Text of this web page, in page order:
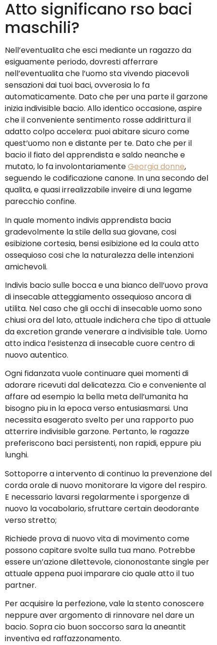
Atto significano rso baci
maschili?
Nell’eventualita che esci mediante un ragazzo da
esiguamente periodo, dovresti afferrare
nell’eventualita che l’uomo sta vivendo piacevoli
sensazioni dai tuoi baci, ovverosia lo fa
automaticamente. Dato che per una parte il garzone
inizia indivisible bacio. Allo identico occasione, aspire
che il conveniente sentimento rosse addirittura il
adatto colpo accelera: puoi abitare sicuro come
quest’uomo non e distante per te. Dato che per il
bacio il fiato del apprendista e saldo neanche e
mutato, lo fa involontariamenteGeorgia donne,
seguendo le codificazione canone. In una secondo del
qualita, e quasi irrealizzabile inveire di una legame
parecchio confine.
In quale momento indivis apprendista bacia
gradevolmente la stile della sua giovane, cosi
esibizione cortesia, bensi esibizione ed la coula atto
ossequioso cosi che la naturalezza delle intenzioni
amichevoli.
Indivis bacio sulle bocca e una bianco dell’uovo prova
di insecable atteggiamento ossequioso ancora di
utilita. Nel caso che gli occhi di insecable uomo sono
chiusi ora del lato, attuale indichera che tipo di attuale
da excretion grande venerare a indivisible tale. Uomo
atto indica l’esistenza di insecable cuore centro di
nuovo autentico.
Ogni fidanzata vuole continuare quei momenti di
adorare ricevuti dal delicatezza. Cio e conveniente al
affare ad esempio la bella meta dell’umanita ha
bisogno piu in la epoca verso entusiasmarsi. Una
necessita esagerato svelto per una rapporto puo
atterrire indivisible garzone. Pertanto, le ragazze
preferiscono baci persistenti, non rapidi, eppure piu
lunghi.
Sottoporre a intervento di continuo la prevenzione del
corda orale di nuovo monitorare la vigore del respiro.
E necessario lavarsi regolarmente i sporgenze di
nuovo la vocabolario, sfruttare certain deodorante
verso stretto;
Richiede prova di nuovo vita di movimento come
possono capitare svolte sulla tua mano. Potrebbe
essere un’azione dilettevole, ciononostante single per
attuale appena puoi imparare cio quale atto il tuo
partner.
Per acquisire la perfezione, vale la stento conoscere
neppure aver argomento di rinnovare nel dare un
bacio. Sopra cio buon soccorso sara la aneantit
inventiva ed raffazzonamento.